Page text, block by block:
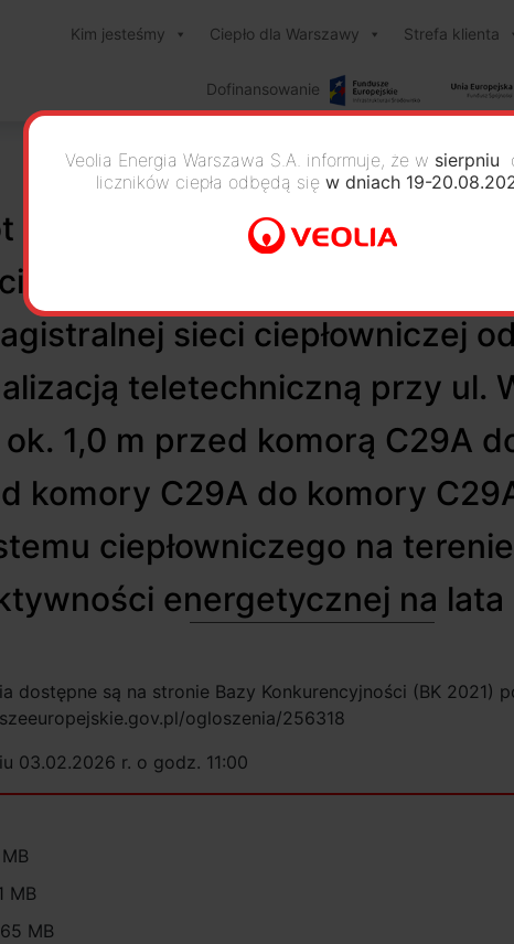
Kim jesteśmy Ciepło dla Warszawy Strefa klienta
Dofinansowanie
budowlanych polegających
ciepłowniczej od komory
sieci ciepłowniczej
teletechniczną przy ul.
1,0 m przed komorą C29A
komory C29A do komory
ciepłowniczego na
energetycznej na
dostępne są na stronie Bazy Konkurencyjności (BK 2021)
ogloszenia/256318
03.02.2026 r. o godz. 11:00
MB
MB
Veolia Energia Warszawa S.A. informuje, że w sierpniu
liczników ciepła odbędą sięw dniach 19-